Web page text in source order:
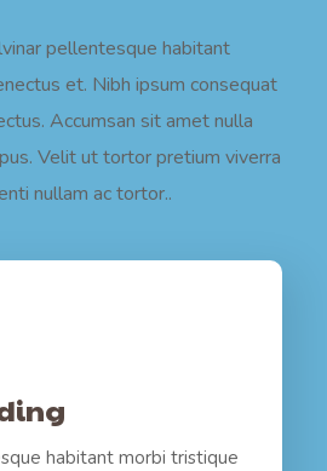
pellentesque habitant
et. Nibh ipsum consequat
Accumsan sit amet nulla
Velit ut tortor pretium viverra
nullam ac tortor..
habitant morbi tristique